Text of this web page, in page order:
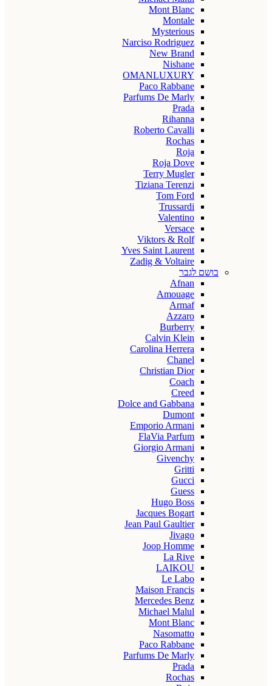
Mont Blanc
Montale
Mysterious
Narciso Rodriguez
New Brand
Nishane
OMANLUXURY
Paco Rabbane
Parfums De Marly
Prada
Rihanna
Roberto Cavalli
Rochas
Roja
Roja Dove
Terry Mugler
Tiziana Terenzi
Tom Ford
Trussardi
Valentino
Versace
Viktors & Rolf
Yves Saint Laurent
Zadig & Voltaire
בושם לגבר
Afnan
Amouage
Armaf
Azzaro
Burberry
Calvin Klein
Carolina Herrera
Chanel
Christian Dior
Coach
Creed
Dolce and Gabbana
Dumont
Emporio Armani
FlaVia Parfum
Giorgio Armani
Givenchy
Gritti
Gucci
Guess
Hugo Boss
Jacques Bogart
Jean Paul Gaultier
Jivago
Joop Homme
La Rive
LAIKOU
Le Labo
Maison Francis
Mercedes Benz
Michael Malul
Mont Blanc
Nasomatto
Paco Rabbane
Parfums De Marly
Prada
Rochas